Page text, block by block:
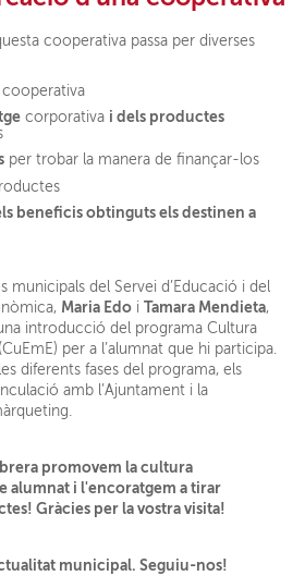
cooperativa passa per diverses
cooperativa
corporativa i dels productes
per trobar la manera de finançar-los
beneficis obtinguts els destinen a
municipals del Servei d’Educació i del
Maria Edo iTamara Mendieta,
introducció del programa Cultura
per a l’alumnat que hi participa.
diferents fases del programa, els
amb l’Ajuntament i la
promovem la cultura
alumnat i l'encoratgem a tirar
Gràcies per la vostra visita!
municipal. Seguiu-nos!